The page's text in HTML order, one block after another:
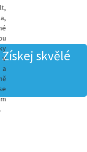
v
skvělé